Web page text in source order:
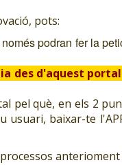
pots:
podran fer la
des d'aquest
pel què, en els 2
baixar-te